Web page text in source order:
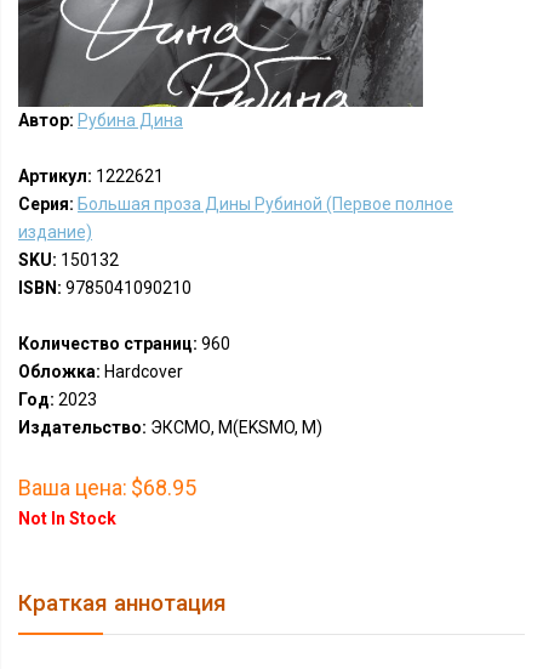
Автор: Рубина Дина
Артикул: 1222621
Серия: Большая проза Дины Рубиной (Первое полное
издание)
SKU: 150132
ISBN: 9785041090210
Количество страниц: 960
Обложка: Hardcover
Год: 2023
Издательство: ЭКСМО, М(EKSMO, M)
Ваша цена: $68.95
Not In Stock
Краткая аннотация